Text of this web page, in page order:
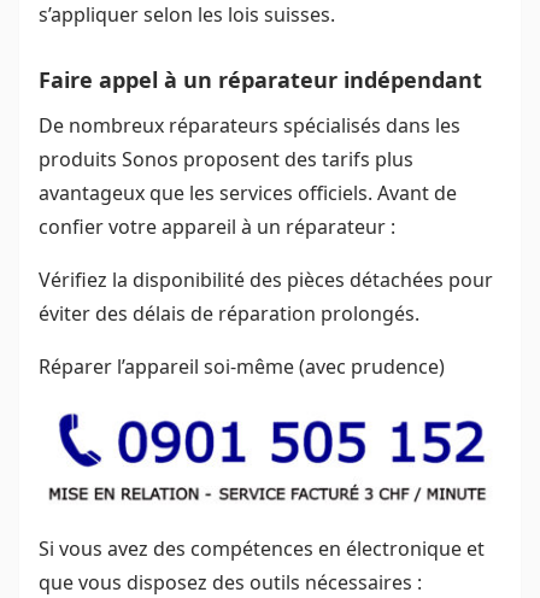
s’appliquer selon les lois suisses.
Faire appel à un réparateur indépendant
De nombreux réparateurs spécialisés dans les
produits Sonos proposent des tarifs plus
avantageux que les services officiels. Avant de
confier votre appareil à un réparateur :
Vérifiez la disponibilité des pièces détachées pour
éviter des délais de réparation prolongés.
Réparer l’appareil soi-même (avec prudence)
Si vous avez des compétences en électronique et
que vous disposez des outils nécessaires :